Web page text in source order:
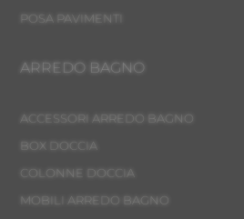
POSA PAVIMENTI
ARREDO BAGNO
ACCESSORI ARREDO BAGNO
BOX DOCCIA
COLONNE DOCCIA
MOBILI ARREDO BAGNO